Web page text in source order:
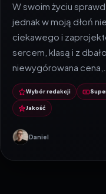
W swoim życiu
jednak w moją dłoń
ciekawego i
sercem, klasą i z
niewygórowana cena,…
Wybór redakcji
Jakość
Daniel